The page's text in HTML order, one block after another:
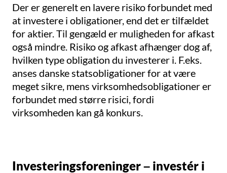
Der er generelt en lavere risiko forbundet med
at investere i obligationer, end det er tilfældet
for aktier. Til gengæld er muligheden for afkast
også mindre. Risiko og afkast afhænger dog af,
hvilken type obligation du investerer i. F.eks.
anses danske statsobligationer for at være
meget sikre, mens virksomhedsobligationer er
forbundet med større risici, fordi
virksomheden kan gå konkurs.
Investeringsforeninger – investér i